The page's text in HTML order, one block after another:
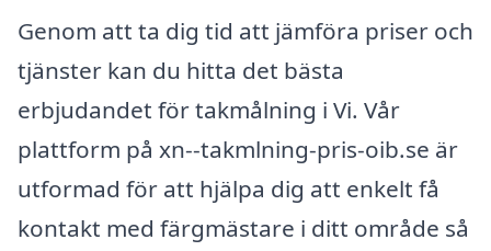
Genom att ta dig tid att jämföra priser och
tjänster kan du hitta det bästa
erbjudandet för takmålning i Vi. Vår
plattform på xn--takmlning-pris-oib.se är
utformad för att hjälpa dig att enkelt få
kontakt med färgmästare i ditt område så